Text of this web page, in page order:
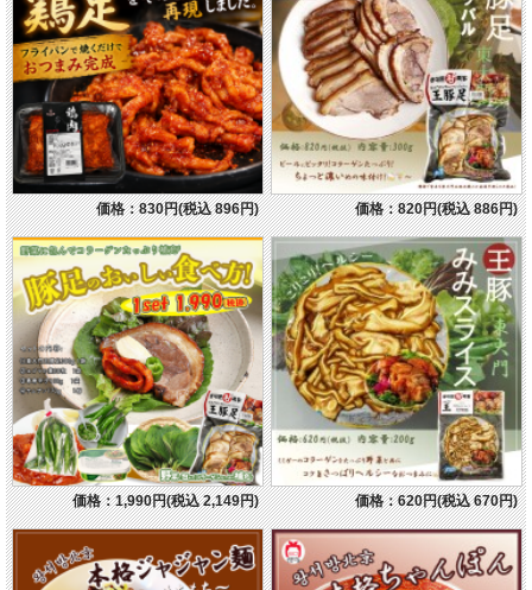
価格：830円(税込 896円) 価格：820円(税込 886円)
価格：1,990円(税込 2,149円) 価格：620円(税込 670円)